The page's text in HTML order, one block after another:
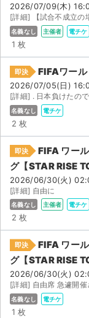
サイト情報
チケットジャム運営
チケットジャム利用
プライバシーポリ
特定商取引法に基づ
公演登録依頼
不正転売禁止法につ
2026/07/09(木)
[詳細] 【試合不成立の
名義なし 主催者 電チケ
1 枚
即決 FIFAワー
2026/07/05(日)
[詳細] . 日本負けたの
名義なし 電チケ
2 枚
即決
FIFA ワー
グ【STAR RISE
2026/06/30(火)
[詳細] 自由に
名義なし 主催者 電チケ
2 枚
即決
FIFA ワー
グ【STAR RISE
2026/06/30(火)
名義なし 電チケ
1 枚